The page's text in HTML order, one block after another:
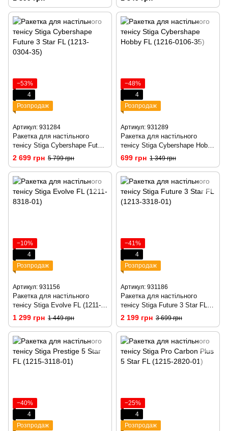
−53%
4
Розпродаж
Артикул: 931284
Ракетка для настільного
тенісу Stiga Cybershape Future
3 Star FL (1213-0304-35)
2 699 грн 5 799 грн
−48%
4
Розпродаж
Артикул: 931289
Ракетка для настільного
тенісу Stiga Cybershape Hobby
FL (1216-0106-35)
699 грн 1 349 грн
−10%
4
Розпродаж
Артикул: 931156
Ракетка для настільного
тенісу Stiga Evolve FL (1211-
8318-01)
1 299 грн 1 449 грн
−41%
4
Розпродаж
Артикул: 931186
Ракетка для настільного
тенісу Stiga Future 3 Star FL
(1213-3318-01)
2 199 грн 3 699 грн
−40%
4
Розпродаж
−25%
4
Розпродаж